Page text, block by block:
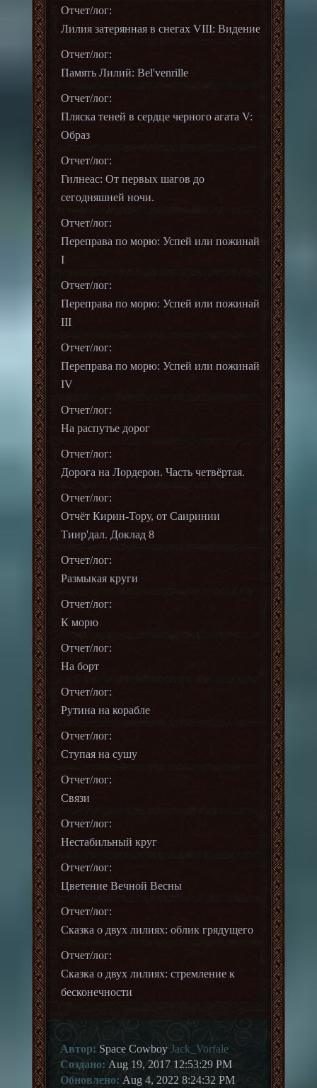
Отчет/лог:
Лилия затерянная в снегах VIII: Видение
Отчет/лог:
Память Лилий: Bel'venrille
Отчет/лог:
Пляска теней в сердце черного агата V:
Образ
Отчет/лог:
Гилнеас: От первых шагов до
сегодняшней ночи.
Отчет/лог:
Переправа по морю: Успей или пожинай
I
Отчет/лог:
Переправа по морю: Успей или пожинай
III
Отчет/лог:
Переправа по морю: Успей или пожинай
IV
Отчет/лог:
На распутье дорог
Отчет/лог:
Дорога на Лордерон. Часть четвёртая.
Отчет/лог:
Отчёт Кирин-Тору, от Саиринии
Тиир'дал. Доклад 8
Отчет/лог:
Размыкая круги
Отчет/лог:
К морю
Отчет/лог:
На борт
Отчет/лог:
Рутина на корабле
Отчет/лог:
Ступая на сушу
Отчет/лог:
Связи
Отчет/лог:
Нестабильный круг
Отчет/лог:
Цветение Вечной Весны
Отчет/лог:
Сказка о двух лилиях: облик грядущего
Отчет/лог:
Сказка о двух лилиях: стремление к
бесконечности
Автор: Space Cowboy Jack_Vorfale
Создано: Aug 19, 2017 12:53:29 PM
Обновлено: Aug 4, 2022 8:24:32 PM